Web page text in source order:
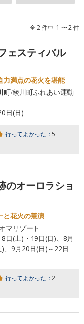
全 2 件中 1 〜 2 件
ェスティバル
力満点の花火を堪能
町/綾川町ふれあい運動
日(日)
行ってよかった： 5
のオーロラショ
と花火の競演
マリゾート
日(土)・19日(日)、8月
、9月20日(日)～22日
行ってよかった： 2